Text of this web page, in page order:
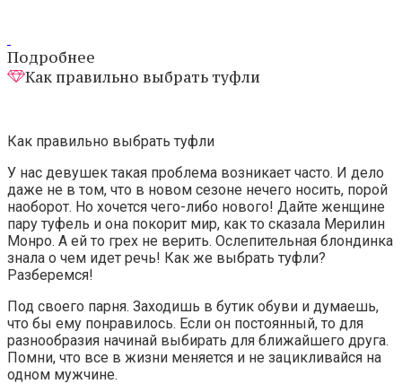
Подробнее
Как правильно выбрать туфли
Как правильно выбрать туфли
У нас девушек такая проблема возникает часто. И дело
даже не в том, что в новом сезоне нечего носить, порой
наоборот. Но хочется чего-либо нового! Дайте женщине
пару туфель и она покорит мир, как то сказала Мерилин
Монро. А ей то грех не верить. Ослепительная блондинка
знала о чем идет речь! Как же выбрать туфли?
Разберемся!
Под своего парня. Заходишь в бутик обуви и думаешь,
что бы ему понравилось. Если он постоянный, то для
разнообразия начинай выбирать для ближайшего друга.
Помни, что все в жизни меняется и не зацикливайся на
одном мужчине.